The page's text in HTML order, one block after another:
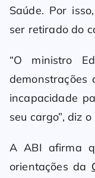
Saúde. Por
ser retirado do
“O ministro
demonstrações
incapacidade
seu cargo”, diz
A ABI afirma
orientações da